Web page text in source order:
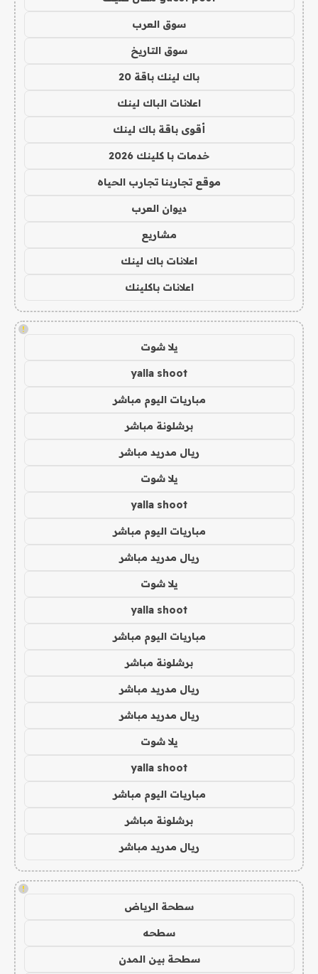
سوق العرب
سوق التاريخ
باك لينك باقة 20
اعلانات الباك لينك
أقوى باقة باك لينك
خدمات با كلينك 2026
موقع تجاربنا تجارب الحياه
ديوان العرب
مشاريع
اعلانات باك لينك
اعلانات باكلينك
!
يلا شوت
yalla shoot
مباريات اليوم مباشر
برشلونة مباشر
ريال مدريد مباشر
يلا شوت
yalla shoot
مباريات اليوم مباشر
ريال مدريد مباشر
يلا شوت
yalla shoot
مباريات اليوم مباشر
برشلونة مباشر
ريال مدريد مباشر
ريال مدريد مباشر
يلا شوت
yalla shoot
مباريات اليوم مباشر
برشلونة مباشر
ريال مدريد مباشر
!
سطحة الرياض
سطحه
سطحة بين المدن